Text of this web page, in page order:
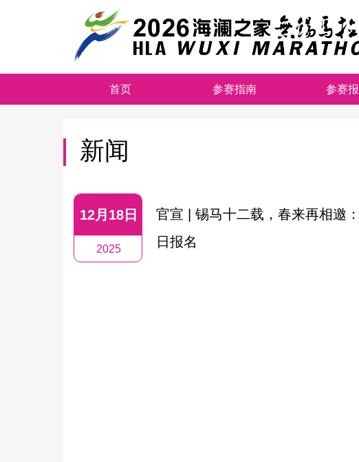
首页 参赛指南 参赛
新闻
12月18日
2025
官宣 | 锡马十二载，春来再相邀
日报名